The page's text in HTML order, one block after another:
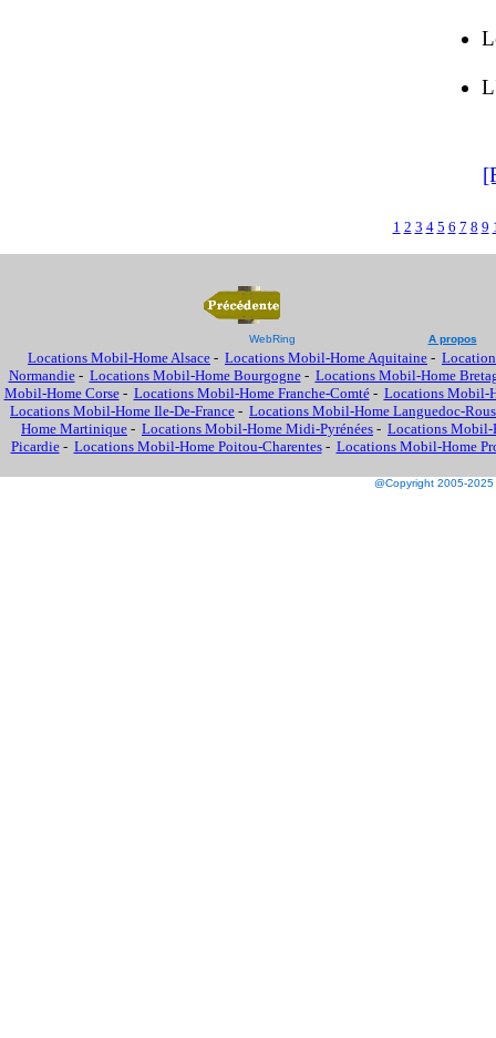
1 2 3 4 5 6 7 8 9
WebRing A propos
Locations Mobil-Home Alsace - Locations Mobil-Home Aquitaine -
Normandie- Locations Mobil-Home Bourgogne- Locations Mobil-Home
Mobil-Home Corse- Locations Mobil-Home Franche-Comté- Locations Mobil-
Locations Mobil-Home Ile-De-France - Locations Mobil-Home Languedoc-
Home Martinique - Locations Mobil-Home Midi-Pyrénées - Locations Mobil-
Picardie- Locations Mobil-Home Poitou-Charentes- Locations Mobil-Home
@Copyright 2005-